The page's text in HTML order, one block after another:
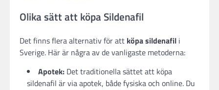
Olika sätt att köpa Sildenafil
Det finns flera alternativ för att köpa sildenafil i
Sverige. Här är några av de vanligaste metoderna:
Apotek: Det traditionella sättet att köpa
sildenafil är via apotek, både fysiska och online. Du